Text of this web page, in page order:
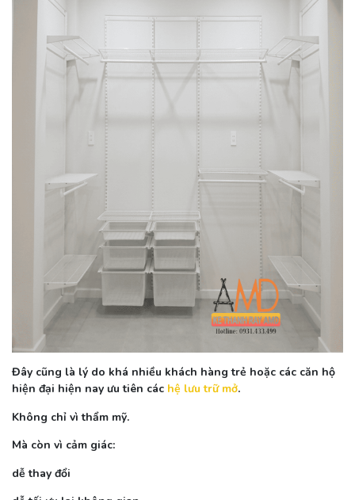
Đây cũng là lý do khá nhiều khách hàng trẻ hoặc các căn hộ
hiện đại hiện nay ưu tiên các hệ lưu trữ mở.
Không chỉ vì thẩm mỹ.
Mà còn vì cảm giác:
dễ thay đổi